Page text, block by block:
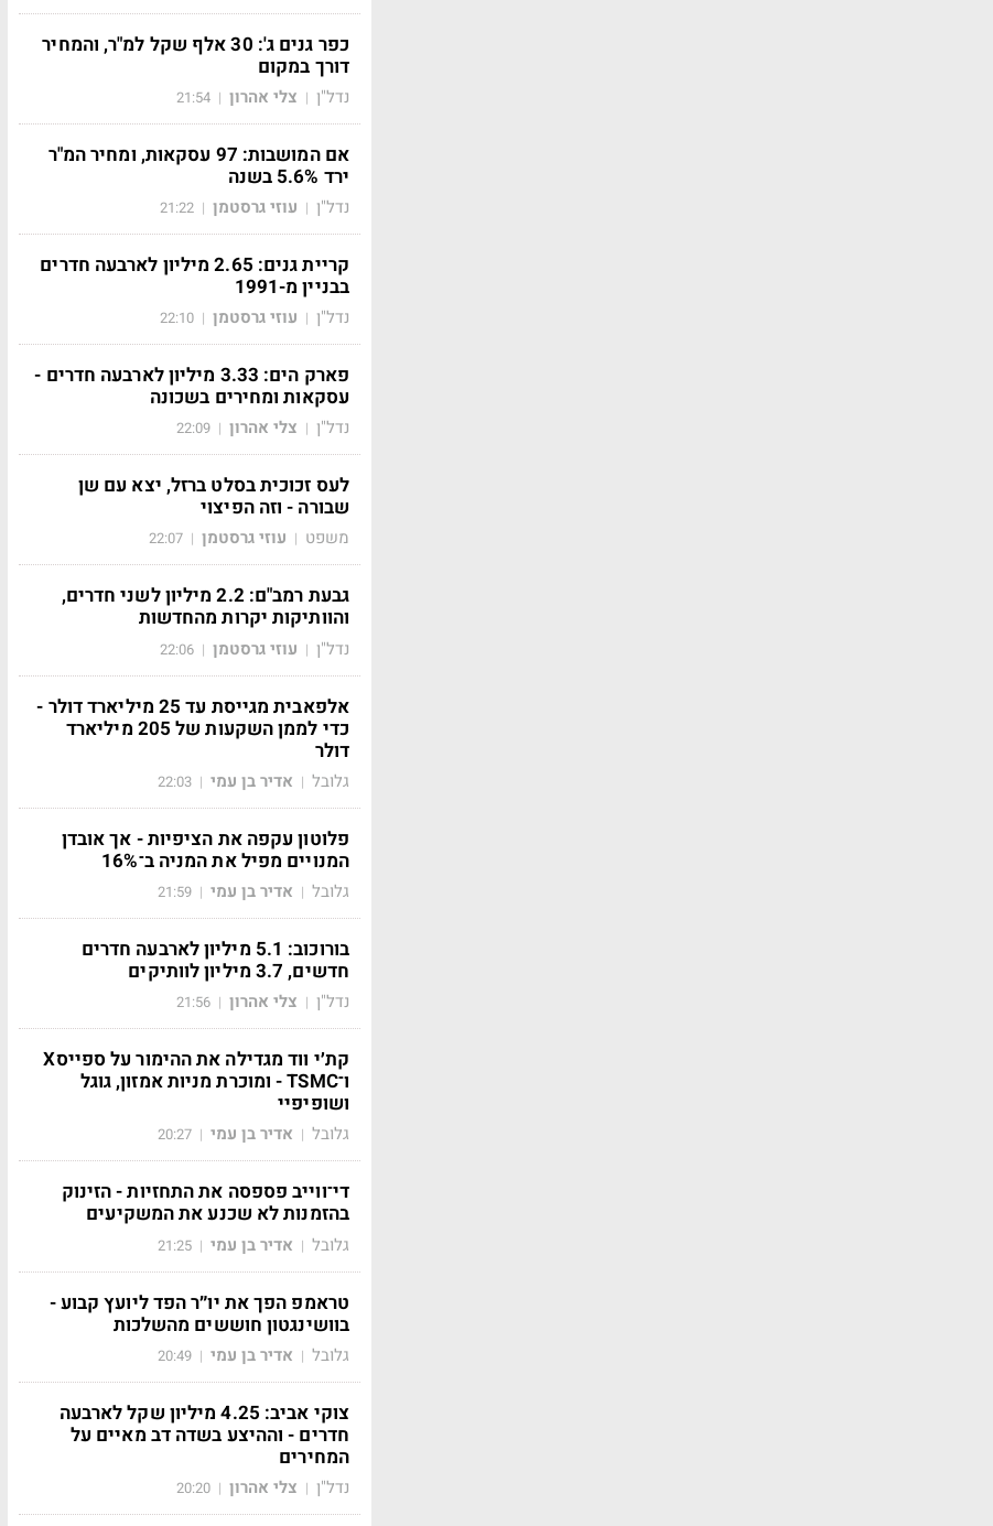
כפר גנים ג': 30 אלף שקל למ"ר, והמחיר
דורך במקום
נדל"ן | צלי אהרון |
21:54
אם המושבות: 97 עסקאות, ומחיר המ"ר
ירד 5.6% בשנה
נדל"ן | עוזי גרסטמן |
21:22
קריית גנים: 2.65 מיליון לארבעה חדרים
בבניין מ-1991
נדל"ן | עוזי גרסטמן |
22:10
פארק הים: 3.33 מיליון לארבעה חדרים -
עסקאות ומחירים בשכונה
נדל"ן | צלי אהרון |
22:09
לעס זכוכית בסלט ברזל, יצא עם שן
שבורה - וזה הפיצוי
משפט | עוזי גרסטמן |
22:07
גבעת רמב"ם: 2.2 מיליון לשני חדרים,
והוותיקות יקרות מהחדשות
נדל"ן | עוזי גרסטמן |
22:06
אלפאבית מגייסת עד 25 מיליארד דולר -
כדי לממן השקעות של 205 מיליארד
דולר
גלובל | אדיר בן עמי |
22:03
פלוטון עקפה את הציפיות - אך אובדן
המנויים מפיל את המניה ב־16%
גלובל | אדיר בן עמי |
21:59
בורוכוב: 5.1 מיליון לארבעה חדרים
חדשים, 3.7 מיליון לוותיקים
נדל"ן | צלי אהרון |
21:56
קת׳י ווד מגדילה את ההימור על ספייסX
ו־TSMC - ומוכרת מניות אמזון, גוגל
ושופיפיי
גלובל | אדיר בן עמי |
20:27
די־ווייב פספסה את התחזיות - הזינוק
בהזמנות לא שכנע את המשקיעים
גלובל | אדיר בן עמי |
21:25
טראמפ הפך את יו״ר הפד ליועץ קבוע -
בוושינגטון חוששים מהשלכות
גלובל | אדיר בן עמי |
20:49
צוקי אביב: 4.25 מיליון שקל לארבעה
חדרים - וההיצע בשדה דב מאיים על
המחירים
נדל"ן | צלי אהרון |
20:20